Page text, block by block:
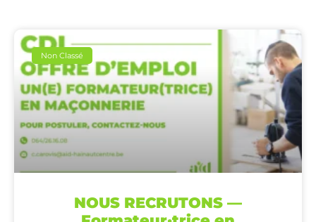
Non Classé
NOUS RECRUTONS —